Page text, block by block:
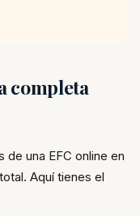
completa
una EFC online en
Aquí tienes el